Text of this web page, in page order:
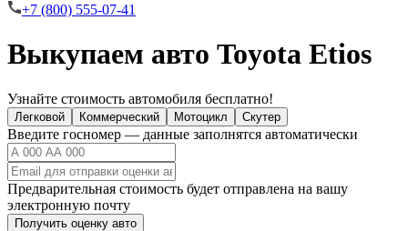
+7 (800) 555-07-41
Выкупаем авто Toyota Etios
Узнайте стоимость автомобиля бесплатно!
Легковой Коммерческий Мотоцикл Скутер
Введите госномер — данные заполнятся автоматически
Предварительная стоимость будет отправлена на вашу
электронную почту
Получить оценку авто